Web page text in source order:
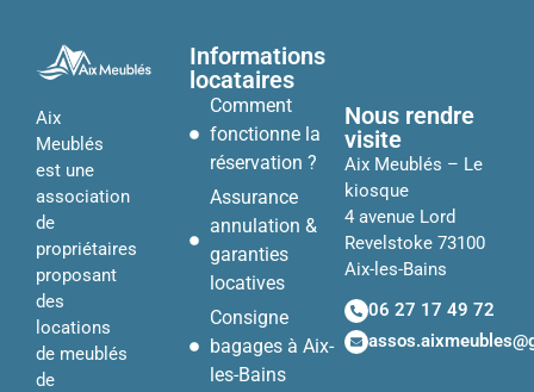
Aix
Meublés
est une
association
de
propriétaires
proposant
des
locations
de meublés
de
Informations
locataires
Comment
fonctionne la
réservation ?
Assurance
annulation &
garanties
locatives
Consigne
bagages à Aix-
les-Bains
Nous rendre
visite
Aix Meublés – Le
kiosque
4 avenue Lord
Revelstoke 73100
Aix-les-Bains
06 27 17 49 72